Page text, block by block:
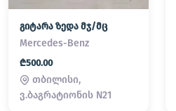
გიტარა ზედა მჯ/მც
Mercedes-Benz
₾500.00
თბილისი,
ვ.ბაგრატიონის N21